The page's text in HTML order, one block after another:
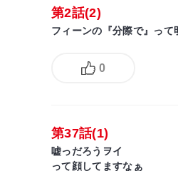
第2話(2)
フィーンの『分際で』っ
0
第37話(1)
嘘っだろうヲイ
って顔してますなぁ